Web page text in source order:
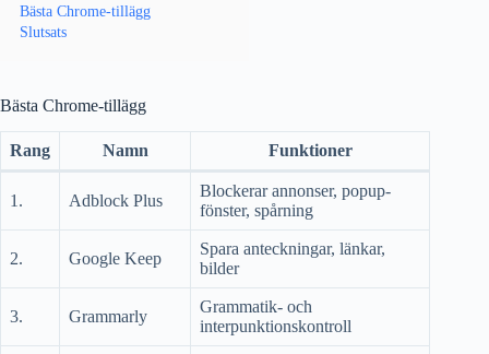
Bästa Chrome-tillägg
Slutsats
Bästa Chrome-tillägg
Rang Namn Funktioner
1. Adblock Plus
Blockerar annonser, popup-
fönster, spårning
2. Google Keep
Spara anteckningar, länkar,
bilder
3. Grammarly
Grammatik- och
interpunktionskontroll